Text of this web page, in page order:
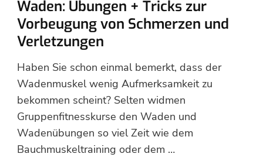
Waden: Übungen + Tricks zur
Vorbeugung von Schmerzen und
Verletzungen
Haben Sie schon einmal bemerkt, dass der
Wadenmuskel wenig Aufmerksamkeit zu
bekommen scheint? Selten widmen
Gruppenfitnesskurse den Waden und
Wadenübungen so viel Zeit wie dem
Bauchmuskeltraining oder dem …